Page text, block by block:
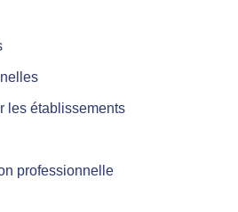
les établissements
professionnelle